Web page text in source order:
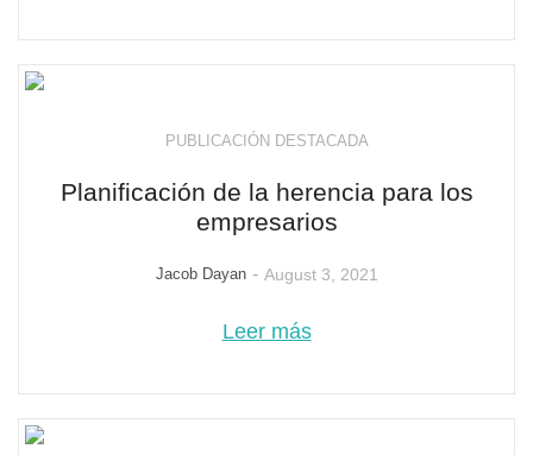
PUBLICACIÓN DESTACADA
Planificación de la herencia para los
empresarios
Jacob Dayan - August 3, 2021
Leer más